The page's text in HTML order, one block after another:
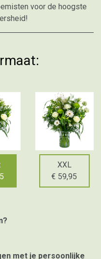
voor de hoogste
XXL
€ 59,95
met je persoonlijke